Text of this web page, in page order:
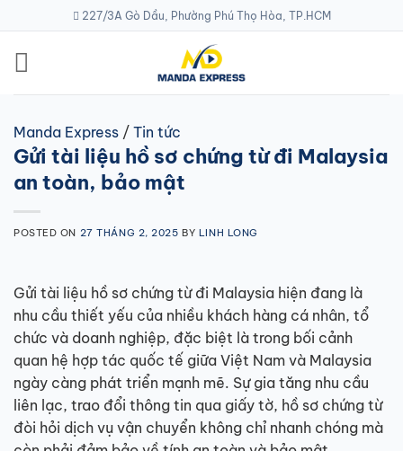
to
content
227/3A Gò Dầu, Phường Phú Thọ Hòa, TP.HCM
Manda Express / Tin tức
Gửi tài liệu hồ sơ chứng từ đi Malaysia
an toàn, bảo mật
POSTED ON 27 THÁNG 2, 2025 BY LINH LONG
Gửi tài liệu hồ sơ chứng từ đi Malaysia hiện đang là
nhu cầu thiết yếu của nhiều khách hàng cá nhân, tổ
chức và doanh nghiệp, đặc biệt là trong bối cảnh
quan hệ hợp tác quốc tế giữa Việt Nam và Malaysia
ngày càng phát triển mạnh mẽ. Sự gia tăng nhu cầu
liên lạc, trao đổi thông tin qua giấy tờ, hồ sơ chứng từ
đòi hỏi dịch vụ vận chuyển không chỉ nhanh chóng mà